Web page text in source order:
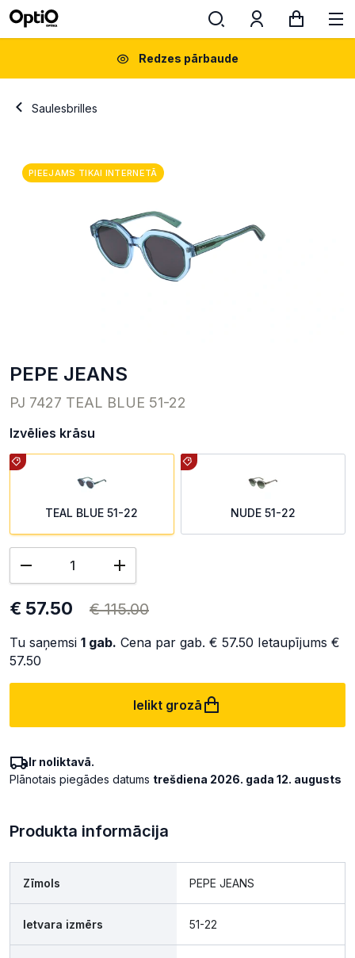
Redzes pārbaude
Saulesbrilles
PIEEJAMS TIKAI INTERNETĀ
PEPE JEANS
PJ 7427 TEAL BLUE 51-22
Izvēlies krāsu
TEAL BLUE 51-22 NUDE 51-22
€ 57.50 € 115.00
Tu saņemsi 1 gab. Cena par gab. € 57.50 Ietaupījums €
57.50
Ielikt grozā
Ir noliktavā.
Plānotais piegādes datums trešdiena 2026. gada 12. augusts
Produkta informācija
Zīmols PEPE JEANS
Ietvara izmērs 51-22